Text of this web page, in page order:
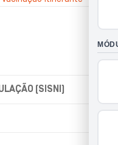
(SISNI)